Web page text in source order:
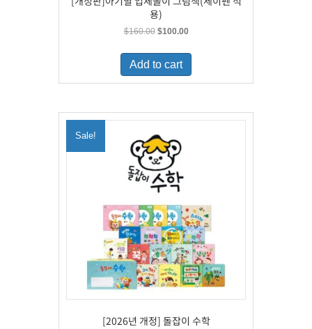
용)
$160.00 Original
was:
$160.00.
$100.00Current
is:
Add to cart
Sale!
[2026년 개정] 돌잡이 수학